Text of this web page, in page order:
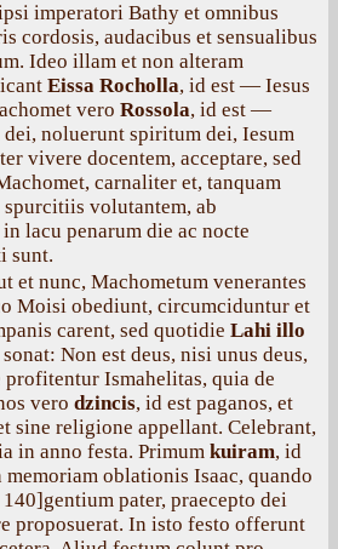
imperatori Bathy et omnibus
cordosis, audacibus et sensualibus
Ideo illam et non alteram
Eissa Rocholla, id est — Iesus
vero Rossola, id est —
noluerunt spiritum dei, Iesum
vivere docentem, acceptare, sed
carnaliter et, tanquam
spurcitiis volutantem, ab
lacu penarum die ac nocte
sunt.
et nunc, Machometum venerantes
Moisi obediunt, circumciduntur et
carent, sed quotidie Lahi illo
Non est deus, nisi unus deus,
profitentur Ismahelitas, quia de
vero dzincis, id est paganos, et
sine religione appellant. Celebrant,
in anno festa. Primum kuiram, id
memoriam oblationis Isaac, quando
pater, praecepto dei
proposuerat. In isto festo offerunt